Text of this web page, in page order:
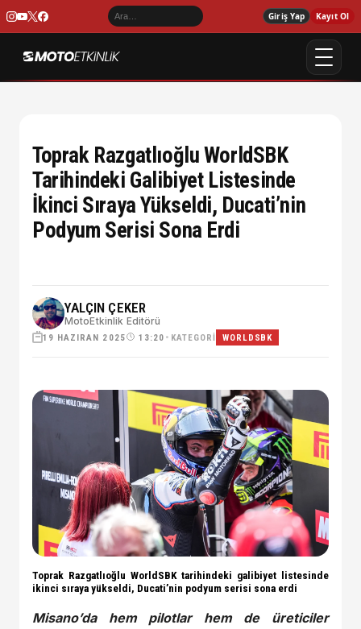
Giriş Yap Kayıt Ol
Toprak Razgatlıoğlu WorldSBK
Tarihindeki Galibiyet Listesinde
İkinci Sıraya Yükseldi, Ducati’nin
Podyum Serisi Sona Erdi
YALÇIN ÇEKER
MotoEtkinlik Editörü
19 HAZIRAN 2025 13:20 • KATEGORI WORLDSBK
Toprak Razgatlıoğlu WorldSBK tarihindeki galibiyet listesinde
ikinci sıraya yükseldi, Ducati’nin podyum serisi sona erdi
Misano’da hem pilotlar hem de üreticiler